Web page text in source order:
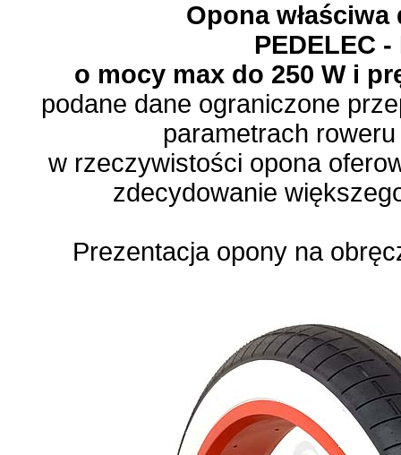
Opona
PEDELEC
o mocy max do 250 W i
podane dane ograniczone
parametrach
w rzeczywistości opona
zdecydowanie
Prezentacja opony na